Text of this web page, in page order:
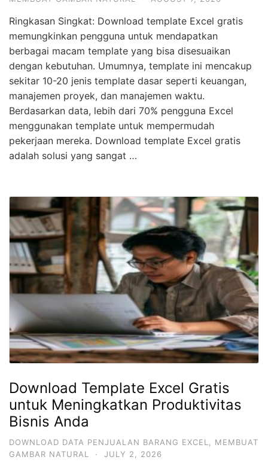
Ringkasan Singkat: Download template Excel gratis
memungkinkan pengguna untuk mendapatkan
berbagai macam template yang bisa disesuaikan
dengan kebutuhan. Umumnya, template ini mencakup
sekitar 10-20 jenis template dasar seperti keuangan,
manajemen proyek, dan manajemen waktu.
Berdasarkan data, lebih dari 70% pengguna Excel
menggunakan template untuk mempermudah
pekerjaan mereka. Download template Excel gratis
adalah solusi yang sangat …
Download Template Excel Gratis
untuk Meningkatkan Produktivitas
Bisnis Anda
DOWNLOAD DATA PENJUALAN BARANG EXCEL
MEMBUAT
GAMBAR NATURAL
· JULY 2, 2026